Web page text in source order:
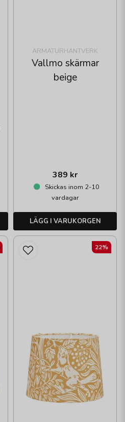
ARMATURHANTVERK
Vallmo skärmar
beige
389 kr
Skickas inom 2-10
vardagar
LÄGG I VARUKORGEN
22%